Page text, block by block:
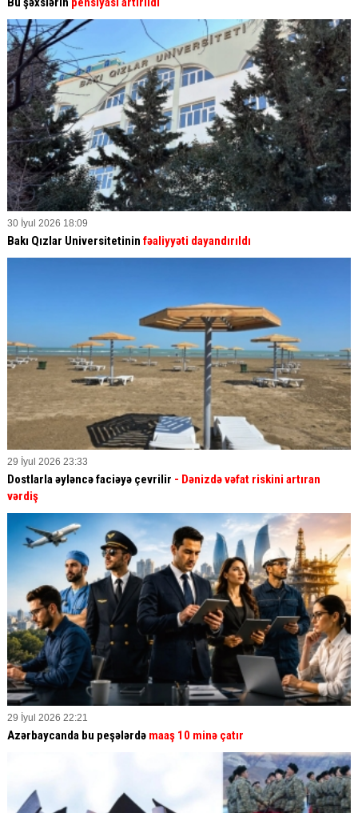
30 İyul 2026 18:09
Bakı Qızlar Universitetinin fəaliyyəti dayandırıldı
29 İyul 2026 23:33
Dostlarla əyləncə faciəyə çevrilir - Dənizdə vəfat riskini artıran
vərdiş
29 İyul 2026 22:21
Azərbaycanda bu peşələrdə maaş 10 minə çatır